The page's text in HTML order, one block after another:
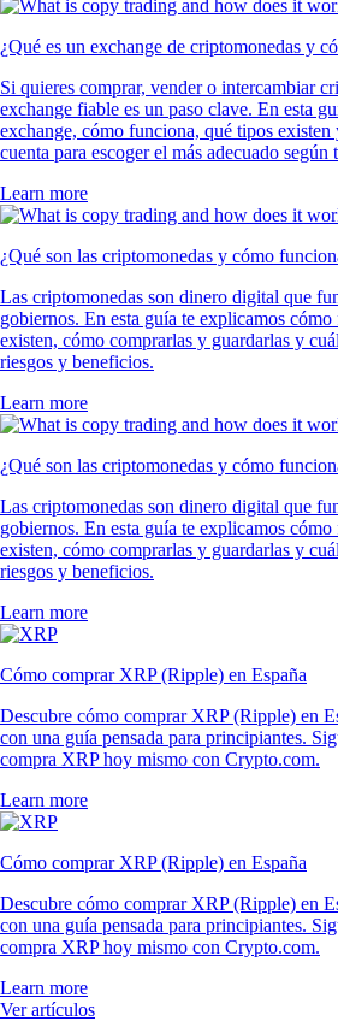
¿Qué es un exchange de criptomonedas y
Si quieres comprar, vender o intercambiar
exchange fiable es un paso clave. En esta
exchange, cómo funciona, qué tipos existen
cuenta para escoger el más adecuado
Learn more
¿Qué son las criptomonedas y cómo
Las criptomonedas son dinero digital que
gobiernos. En esta guía te explicamos
existen, cómo comprarlas y guardarlas y
riesgos y beneficios.
Learn more
¿Qué son las criptomonedas y cómo
Las criptomonedas son dinero digital que
gobiernos. En esta guía te explicamos
existen, cómo comprarlas y guardarlas y
riesgos y beneficios.
Learn more
Cómo comprar XRP (Ripple) en España
Descubre cómo comprar XRP (Ripple) en
con una guía pensada para principiantes.
compra XRP hoy mismo con Crypto.com.
Learn more
Cómo comprar XRP (Ripple) en España
Descubre cómo comprar XRP (Ripple) en
con una guía pensada para principiantes.
compra XRP hoy mismo con Crypto.com.
Learn more
Ver artículos